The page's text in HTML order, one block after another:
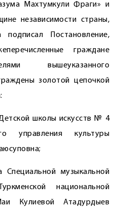
Махтумкули Фраги» и
независимости страны,
подписал Постановление,
граждане
вышеуказанного
золотой цепочкой
школы искусств № 4
управления культуры
Специальной музыкальной
национальной
Кулиевой Атадурдыев